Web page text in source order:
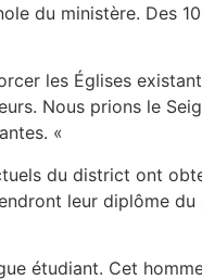
du ministère. Des
les Églises
Nous prions le
«
du district ont
leur diplôme
étudiant. Cet